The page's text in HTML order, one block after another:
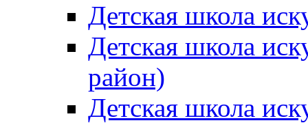
Детская школа
Детская школа
район)
Детская школа